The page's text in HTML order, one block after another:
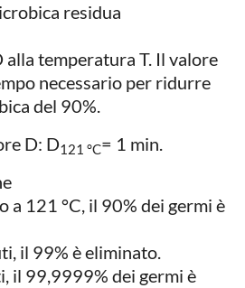
residua
alla temperatura T. Il valore
necessario per ridurre
del 90%.
D: D121 °C= 1 min.
a 121 °C, il 90% dei germi è
il 99% è eliminato.
il 99,9999% dei germi è